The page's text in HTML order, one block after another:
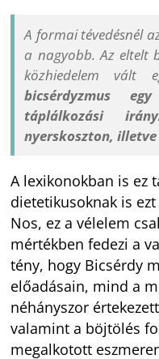
A formai tévedésnél
a nagyobb. Az eltelt
közhiedelem vált
bicsérdyzmus
táplálkozási
nyerskoszton,
A lexikonokban is ez
dietetikusoknak is
Nos, ez a vélelem
mértékben fedezi a
tény, hogy Bicsérdy
előadásain, mind a
néhányszor
valamint a böjtölés
megalkotott